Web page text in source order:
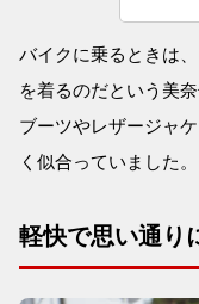
バイクに乗るときは
を着るのだという美奈
ブーツやレザージャ
く似合っていました。
軽快で思い通り